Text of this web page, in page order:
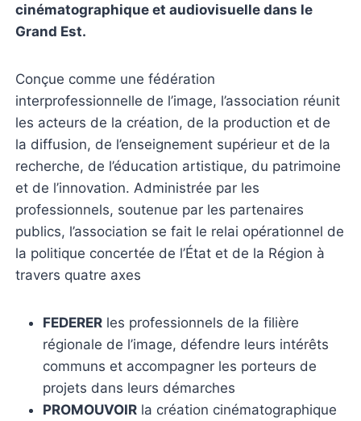
cinématographique et audiovisuelle dans le
Grand Est.
Conçue comme une fédération
interprofessionnelle de l’image, l’association réunit
les acteurs de la création, de la production et de
la diffusion, de l’enseignement supérieur et de la
recherche, de l’éducation artistique, du patrimoine
et de l’innovation. Administrée par les
professionnels, soutenue par les partenaires
publics, l’association se fait le relai opérationnel de
la politique concertée de l’État et de la Région à
travers quatre axes
FEDERER les professionnels de la filière
régionale de l’image, défendre leurs intérêts
communs et accompagner les porteurs de
projets dans leurs démarches
PROMOUVOIR la création cinématographique